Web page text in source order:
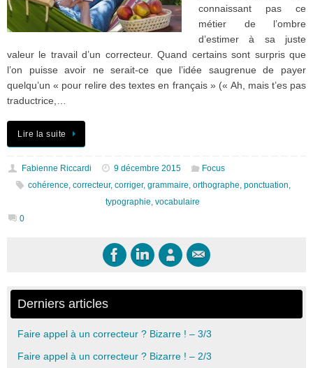
connaissant pas ce
métier de l’ombre
d’estimer à sa juste
valeur le travail d’un correcteur. Quand certains sont surpris que
l’on puisse avoir ne serait-ce que l’idée saugrenue de payer
quelqu’un « pour relire des textes en français » (« Ah, mais t’es pas
traductrice,…
Lire la suite
Fabienne Riccardi 9 décembre 2015
Focus
cohérence ,correcteur,corriger,grammaire ,orthographe ,ponctuation
typographie vocabulaire
0
Derniers articles
Faire appel à un correcteur ? Bizarre ! – 3/3
Faire appel à un correcteur ? Bizarre ! – 2/3